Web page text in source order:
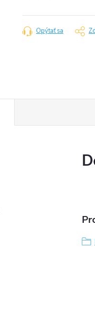
cena:
Opýtať sa